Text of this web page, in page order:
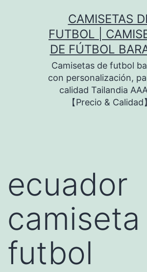
CAMISETAS
FUTBOL |
DE FÚTBOL
Camisetas de futbol
con personalización,
calidad Tailandia
【Precio & Calidad】
ecuador
camiseta
futbol